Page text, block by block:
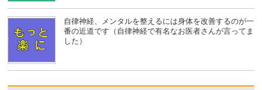
自律神経、メンタルを整えるには身体を改善するのが一
番の近道です（自律神経で有名なお医者さんが言ってま
した）